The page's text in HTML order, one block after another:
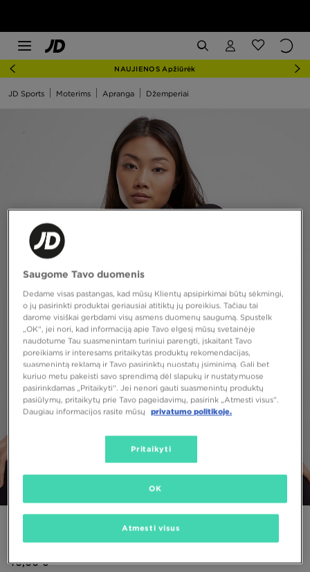
NAUJIENOS Apžiūrėk
JD Sports Moterims Apranga Džemperiai
CHAMPION DŽEMPERIS HIGH NECK SWEATSHIRT
40,00 €
Saugome Tavo duomenis
Dedame visas pastangas, kad mūsų Klientų apsipirkimai būtų sėkmingi,
o jų pasirinkti produktai geriausiai atitiktų jų poreikius. Tačiau tai
darome visiškai gerbdami visų asmens duomenų saugumą. Spustelk
„OK“, jei nori, kad informaciją apie Tavo elgesį mūsų svetainėje
naudotume Tau suasmenintam turiniui parengti, įskaitant Tavo
poreikiams ir interesams pritaikytas produktų rekomendacijas,
suasmenintą reklamą ir Tavo pasirinktų nuostatų įsiminimą. Gali bet
kuriuo metu pakeisti savo sprendimą dėl slapukų ir nustatymuose
pasirinkdamas „Pritaikyti“. Jei nenori gauti suasmenintų produktų
pasiūlymų, pritaikytų prie Tavo pageidavimų, pasirink „Atmesti visus”.
Daugiau informacijos rasite mūsų
privatumo politikoje.
Pritaikyti
Atmesti visus
OK